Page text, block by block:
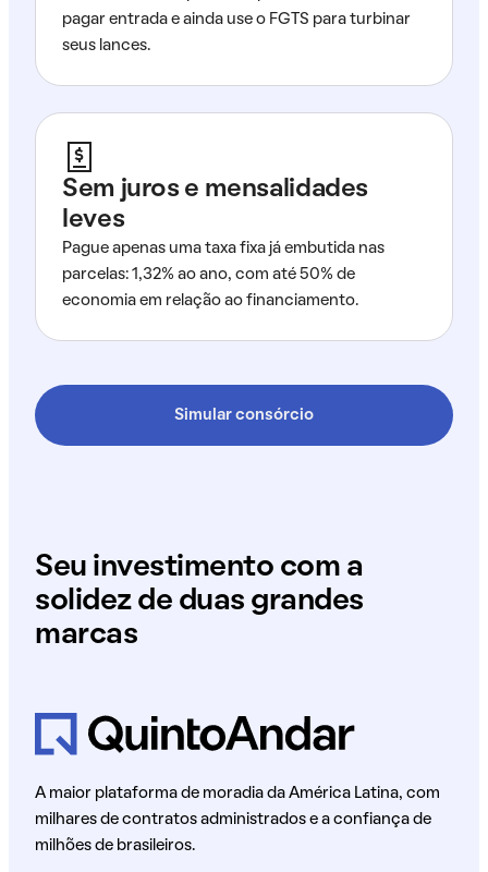
pagar entrada e ainda use o FGTS para turbinar
seus lances.
Sem juros e mensalidades
leves
Pague apenas uma taxa fixa já embutida nas
parcelas: 1,32% ao ano, com até 50% de
economia em relação ao financiamento.
Simular consórcio
Seu investimento com a
solidez de duas grandes
marcas
A maior plataforma de moradia da América Latina, com
milhares de contratos administrados e a confiança de
milhões de brasileiros.